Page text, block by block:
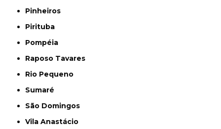
Pinheiros
Pirituba
Pompéia
Raposo Tavares
Rio Pequeno
Sumaré
São Domingos
Vila Anastácio